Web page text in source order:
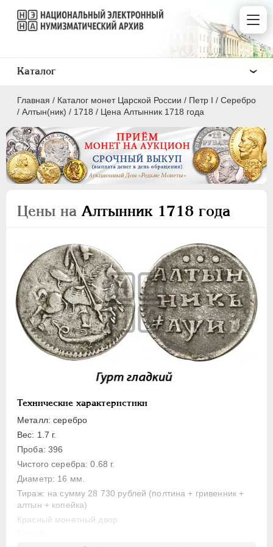
Главная / Каталог монет Царской России / Пeтр I / Серебро
/ Алтын(ник) / 1718 / Цена Алтынник 1718 года
Цены на Алтынник 1718 года
Технические характеристики
Металл: серебро
Вес: 1.7 г.
Проба: 396
Чистого серебра: 0.68 г.
Диаметр: 16 мм.
Тираж: на сумму 28 730 рублей (полтина + гривенник +
алтын + копейка)
Красный монетный двор
Каталог
ПEТР I 1699 - 1725
Серебро
Полтина
Полуполтинник
Гривенник
Гривна
10 денег
5 копеек
Алтын(ник)
Медь
Пробные
Для Речи Посполитой
Монетовидные жетоны
ЕКАТЕРИНА I 1725-1727
ПЕТР II 1727-1729
АННА ИОАННОВНА